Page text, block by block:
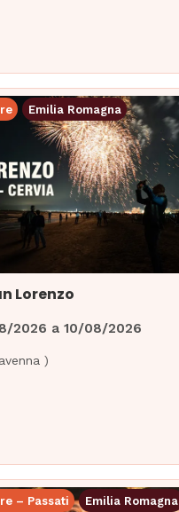
Emilia Romagna
Lorenzo
2026 a 10/08/2026
)
– Passati Emilia Romagna